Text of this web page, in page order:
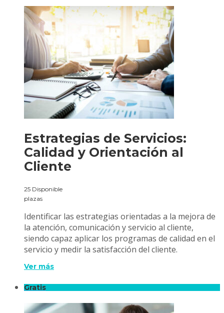
Estrategias de Servicios:
Calidad y Orientación al
Cliente
25 Disponible
plazas
Identificar las estrategias orientadas a la mejora de
la atención, comunicación y servicio al cliente,
siendo capaz aplicar los programas de calidad en el
servicio y medir la satisfacción del cliente.
Ver más
Gratis